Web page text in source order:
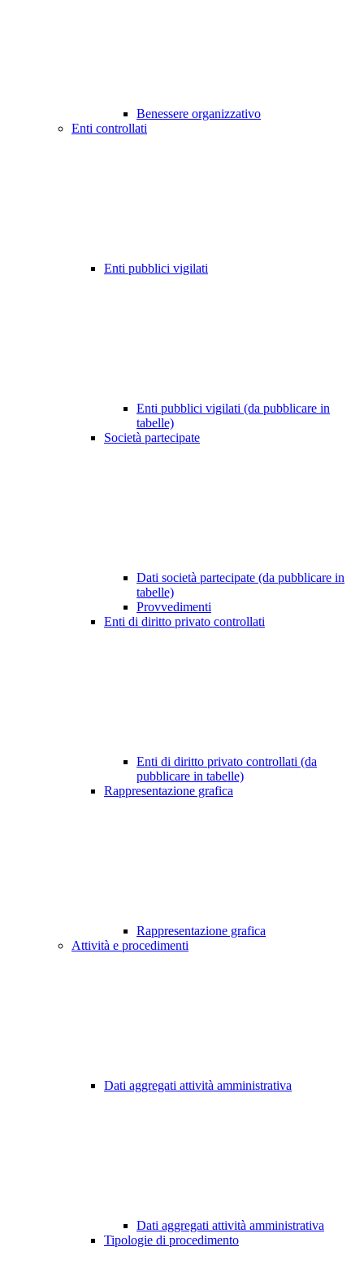
Benessere organizzativo
Enti controllati
Enti pubblici vigilati
Enti pubblici vigilati (da pubblicare in
tabelle)
Società partecipate
Dati società partecipate (da pubblicare in
tabelle)
Provvedimenti
Enti di diritto privato controllati
Enti di diritto privato controllati (da
pubblicare in tabelle)
Rappresentazione grafica
Rappresentazione grafica
Attività e procedimenti
Dati aggregati attività amministrativa
Dati aggregati attività amministrativa
Tipologie di procedimento